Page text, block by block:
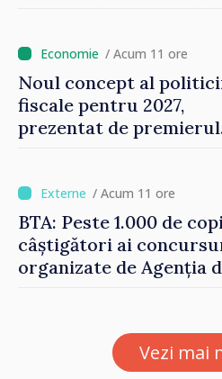
oamenilor”/ Acum 11 ore
Noul concept al
fiscale pentru 2027,
prezentat de premierul
investițiile, taxăm viciile
echilibrăm taxarea
consumului”
/ Acum 11 ore
BTA: Peste 1.000 de
câștigători ai
organizate de Agenția
Vezi mai